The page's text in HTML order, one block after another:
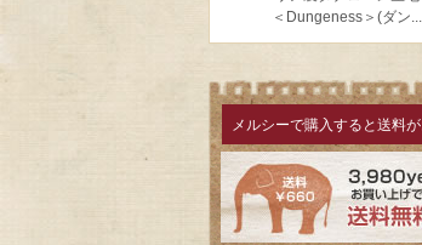
メルシーで購入すると送料が